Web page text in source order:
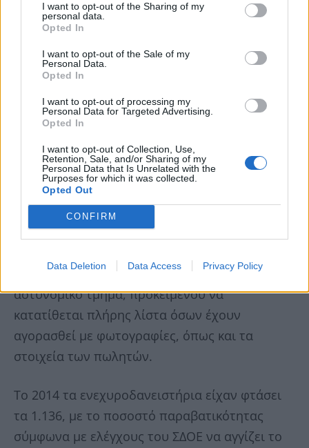
I want to opt-out of the Sharing of my
personal data.
Opted In
I want to opt-out of the Sale of my
Personal Data.
Opted In
I want to opt-out of processing my
Personal Data for Targeted Advertising.
Opted In
I want to opt-out of Collection, Use,
Retention, Sale, and/or Sharing of my
Personal Data that Is Unrelated with the
Purposes for which it was collected.
Opted Out
CONFIRM
Data Deletion Data Access Privacy Policy
Στην περίπτωση αυτή, όπως μας εξηγεί η
πρώτη πηγή μας, είναι υποχρεωτική η σχετική
τουλάχιστον 2 φορές την εβδομάδα στο οικείο
αστυνομικό τμήμα, προκειμένου να
κατατίθεται πλήρης λίστα όσων έχουν
αγορασθεί με φωτογραφίες, όπως και τα
στοιχεία των πωλητών.
Το 2014 τα ενεχυροδανειστήρια είχαν φτάσει
τα 1.136, με το ποσοστό παραβατικότητας
σύμφωνα με ελέγχους του ΣΔΟΕ να αγγίζει το